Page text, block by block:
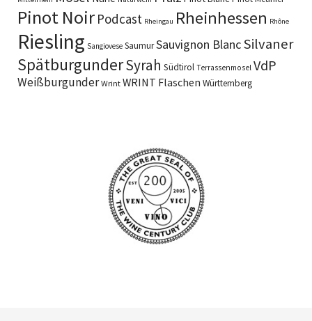
Pinot Noir Podcast Rheingau Rheinhessen Rhône
Riesling Sangiovese SaumurSauvignon BlancSilvaner
SpätburgunderSyrah Südtirol Terrassenmosel VdP
Weißburgunder Wrint WRINT Flaschen Württemberg